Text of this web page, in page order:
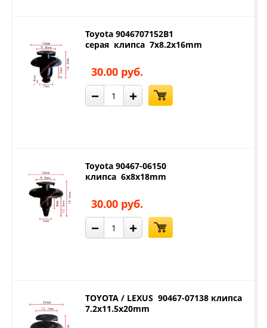
Toyota 9046707152B1
серая клипса 7x8.2x16mm
30.00 руб.
− +
Toyota 90467-06150
клипса 6x8x18mm
30.00 руб.
− +
TOYOTA / LEXUS 90467-07138 клипса
7.2x11.5x20mm